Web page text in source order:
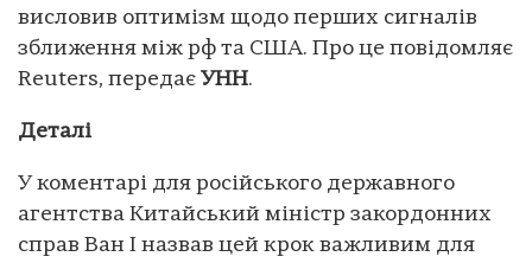
висловив оптимізм щодо перших сигналів
зближення між рф та США. Про це повідомляє
Reuters, передає УНН.
Деталі
У коментарі для російського державного
агентства Китайський міністр закордонних
справ Ван І назвав цей крок важливим для